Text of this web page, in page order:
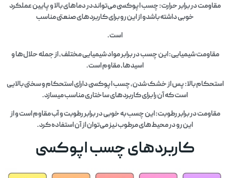
مقاومت در برابر حرارت: چسب اپوکسی می‌توانددر دماهای بالا و پایین عملکرد
خوبی داشته باشدو از این رو برای کاربردهای صنعتی مناسب
است.
مقاومت شیمیایی: این چسب در برابر مواد شیمیایی مختلف، از جمله حلال‌ها و
اسیدها، مقاوم است.
استحکام بالا: پس از خشک شدن،چسب اپوکسی دارای استحکام و سختی بالایی
است که آن را برای کاربردهای ساختاری مناسب میسازد.
مقاومت در برابر رطوبت: این چسب به خوبی در برابر رطوبت و آب مقاوم است و از
این رو در محیط‌های مرطوب نیز می‌توان از آن استفاده کرد.
کاربردهای چسب اپوکسی